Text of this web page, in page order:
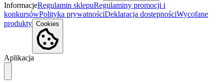
InformacjeRegulamin sklepuRegulaminy promocji i
konkursówPolityka prywatnościDeklaracja dostępnościWycofane
produkty Cookies
Aplikacja